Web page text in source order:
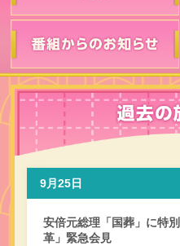
9月25日
安倍元総理「国葬」に特
革」緊急会見